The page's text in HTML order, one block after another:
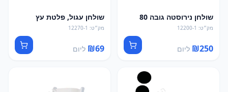
שולחן נירוסטה גובה 80
מק״ט:
12200-1
₪250 ליום
שולחן עגול, פלטת עץ
מק״ט:
12270-1
₪69 ליום